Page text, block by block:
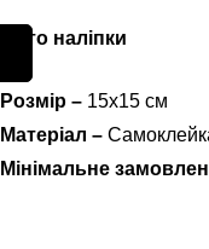
Авто наліпки
Розмір – 15х15 см
Матеріал –
Мінімальне